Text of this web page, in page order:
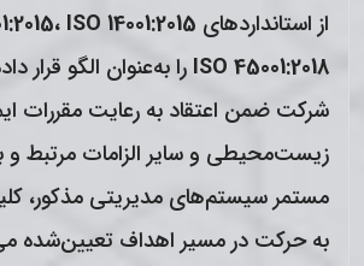
از استانداردهای
، ISO 14001:2015
ISO 45001:2018 را به‌عنوان الگو
شركت ضمن اعتقاد به رعايت مقررات
زیست‌محیطی و ساير الزامات مرتبط و
مستمر سیستم‌های مدیریتی مذكور،‌ كليه
به حركت در مسير اهداف تعيين‌شده